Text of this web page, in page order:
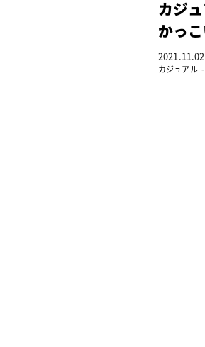
カジ
かっ
2021.11.02
カジュアル